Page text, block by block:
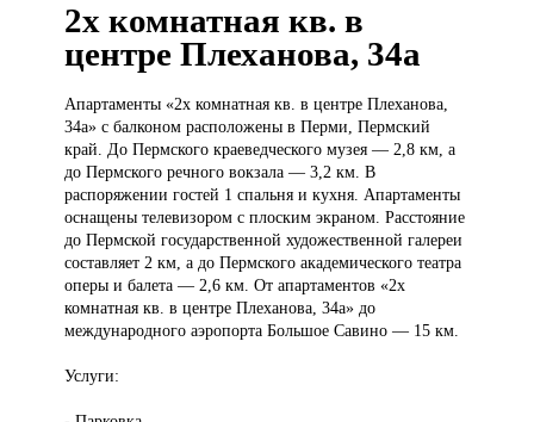
2х комнатная кв. в
центре Плеханова, 34а
Апартаменты «2хкомнатная кв. в центре Плеханова,
34а» с балконом расположены в Перми, Пермский
край. До Пермского краеведческого музея — 2,8 км, а
до Пермского речного вокзала — 3,2 км. В
распоряжении гостей 1 спальня и кухня. Апартаменты
оснащены телевизором с плоским экраном. Расстояние
до Пермской государственной художественной галереи
составляет 2 км, а до Пермского академического театра
оперы и балета — 2,6 км. От апартаментов «2х
комнатная кв. в центре Плеханова, 34а» до
международного аэропорта Большое Савино — 15 км.
Услуги: